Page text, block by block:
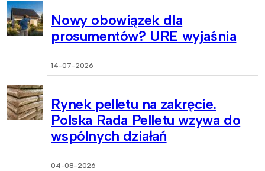
Nowy obowiązek dla
prosumentów? URE wyjaśnia
14-07-2026
Rynek pelletu na zakręcie.
Polska Rada Pelletu wzywa do
wspólnych działań
04-08-2026